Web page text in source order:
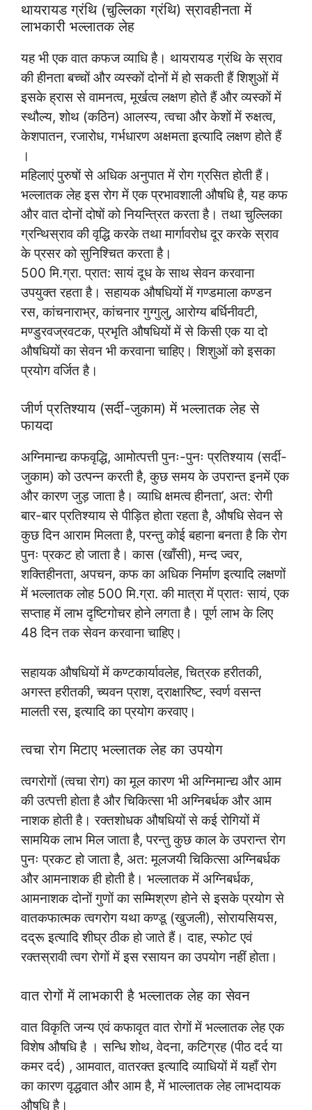
थायरायड ग्रंथि (चुल्लिका ग्रंथि) स्रावहीनता में
लाभकारी भल्लातक लेह
यह भी एक वात कफज व्याधि है। थायरायड ग्रंथि के स्राव
की हीनता बच्चों और व्यस्कों दोनों में हो सकती हैं शिशुओं में
इसके ह्रास से वामनत्व, मूर्खत्व लक्षण होते हैं और व्यस्कों में
स्थौल्य, शोथ (कठिन) आलस्य, त्वचा और केशों में रुक्षत्व,
केशपातन, रजारोध, गर्भधारण अक्षमता इत्यादि लक्षण होते हैं
।
महिलाएं पुरुषों से अधिक अनुपात में रोग ग्रसित होती हैं।
भल्लातक लेह इस रोग में एक प्रभावशाली औषधि है, यह कफ
और वात दोनों दोषों को नियन्त्रित करता है। तथा चुल्लिका
ग्रन्थिस्राव की वृद्धि करके तथा मार्गावरोध दूर करके स्राव
के प्रसर को सुनिश्चित करता है।
500 मि.ग्रा. प्रात: सायं दूध के साथ सेवन करवाना
उपयुक्त रहता है। सहायक औषधियों में गण्डमाला कण्डन
रस, कांचनाराभ्र, कांचनार गुग्गुलु, आरोग्य बर्धिनीवटी,
मण्डुरवज्रवटक, प्रभृति औषधियों में से किसी एक या दो
औषधियों का सेवन भी करवाना चाहिए। शिशुओं को इसका
प्रयोग वर्जित है।
जीर्ण प्रतिश्याय (सर्दी-जुकाम) में भल्लातक लेह से
फायदा
अग्निमान्द्य कफवृद्धि, आमोत्पत्ती पुनः-पुनः प्रतिश्याय (सर्दी-
जुकाम) को उत्पन्न करती है, कुछ समय के उपरान्त इनमें एक
और कारण जुड़ जाता है। व्याधि क्षमत्व हीनता’, अत: रोगी
बार-बार प्रतिश्याय से पीड़ित होता रहता है, औषधि सेवन से
कुछ दिन आराम मिलता है, परन्तु कोई बहाना बनता है कि रोग
पुनः प्रकट हो जाता है। कास (खाँसी), मन्द ज्वर,
शक्तिहीनता, अपचन, कफ का अधिक निर्माण इत्यादि लक्षणों
में भल्लातक लोह 500 मि.ग्रा. की मात्रा में प्रातः सायं, एक
सप्ताह में लाभ दृष्टिगोचर होने लगता है। पूर्ण लाभ के लिए
48 दिन तक सेवन करवाना चाहिए।
सहायक औषधियों में कण्टकार्यावलेह, चित्रक हरीतकी,
अगस्त हरीतकी, च्यवन प्राश, द्राक्षारिष्ट, स्वर्ण वसन्त
मालती रस, इत्यादि का प्रयोग करवाए।
त्वचा रोग मिटाए भल्लातक लेह का उपयोग
त्वगरोगों (त्वचा रोग) का मूल कारण भी अग्निमान्द्य और आम
की उत्पत्ती होता है और चिकित्सा भी अग्निबर्धक और आम
नाशक होती है। रक्तशोधक औषधियों से कई रोगियों में
सामयिक लाभ मिल जाता है, परन्तु कुछ काल के उपरान्त रोग
पुनः प्रकट हो जाता है, अत: मूलजयी चिकित्सा अग्निबर्धक
और आमनाशक ही होती है। भल्लातक में अग्निबर्धक,
आमनाशक दोनों गुणों का सम्मिश्रण होने से इसके प्रयोग से
वातकफात्मक त्वगरोग यथा कण्डू (खुजली), सोरायसियस,
दद्रू इत्यादि शीघ्र ठीक हो जाते हैं। दाह, स्फोट एवं
रक्तस्रावी त्वग रोगों में इस रसायन का उपयोग नहीं होता।
वात रोगों में लाभकारी है भल्लातक लेह का सेवन
वात विकृति जन्य एवं कफावृत वात रोगों में भल्लातक लेह एक
विशेष औषधि है । सन्धि शोथ, वेदना, कटिग्रह (पीठ दर्द या
कमर दर्द) , आमवात, वातरक्त इत्यादि व्याधियों में यहाँ रोग
का कारण वृद्धवात और आम है, में भाल्लातक लेह लाभदायक
औषधि है।